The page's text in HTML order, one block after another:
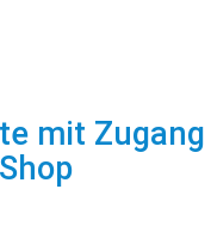
mit Zugang